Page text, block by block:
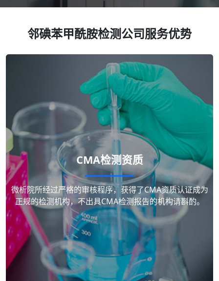
邻碘苯甲酰胺检测公司服务优势
CMA检测资质
微析院所经过严格的审核程序，获得了CMA资质认证成为
正规的检测机构，不出具CMA检测报告的机构请斟酌。